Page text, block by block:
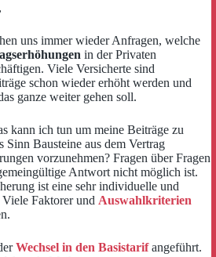
uns immer wieder Anfragen, welche
in der Privaten
Viele Versicherte sind
schon wieder erhöht werden und
ganze weiter gehen soll.
kann ich tun um meine Beiträge zu
Sinn Bausteine aus dem Vertrag
vorzunehmen? Fragen über Fragen
Antwort nicht möglich ist.
ist eine sehr individuelle und
Faktorer und Auswahlkriterien
Wechsel in den Basistarifangeführt.